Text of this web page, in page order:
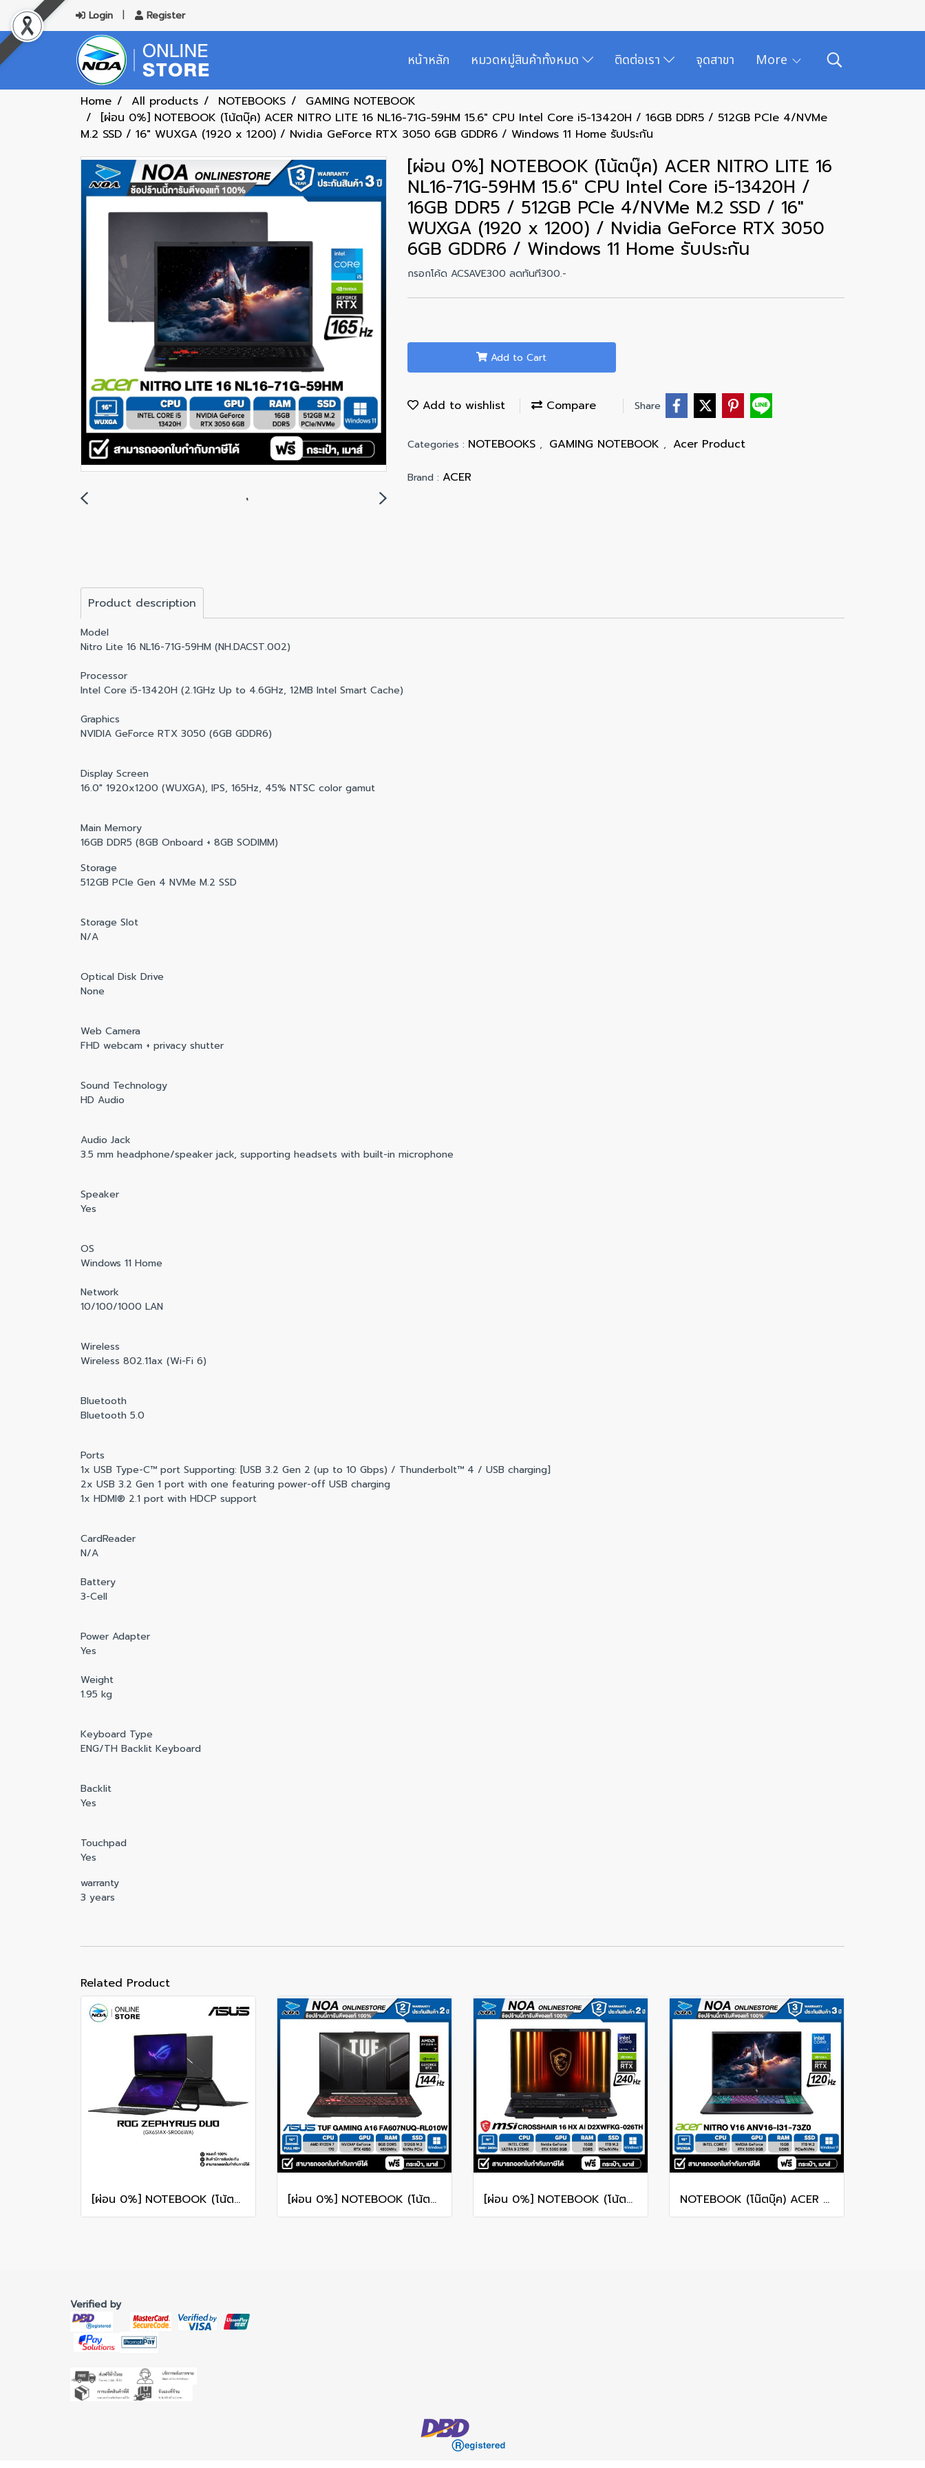
Login Register
หน้าหลัก หมวดหมู่สินค้าทั้งหมด ติดต่อเรา จุดสาขา More
Home All products NOTEBOOKS
GAMING NOTEBOOK
[ผ่อน 0%] NOTEBOOK (โน้ตบุ๊ค) ACER NITRO LITE 16 NL16-71G-59HM 15.6" CPU Intel Core i5-13420H / 16GB DDR5 / 512GB PCIe 4/NVMe
M.2 SSD / 16" WUXGA (1920 x 1200) / Nvidia GeForce RTX 3050 6GB GDDR6 / Windows 11 Home รับประกัน
[ผ่อน 0%] NOTEBOOK (โน้ตบุ๊ค) ACER NITRO LITE 16
NL16-71G-59HM 15.6" CPU Intel Core i5-13420H /
16GB DDR5 / 512GB PCIe 4/NVMe M.2 SSD / 16"
WUXGA (1920 x 1200) / Nvidia GeForce RTX 3050
6GB GDDR6 / Windows 11 Home รับประกัน
กรอกโค้ด ACSAVE300 ลดทันที300.-
Add to Cart
Add to wishlist Compare Share
Categories : NOTEBOOKS , GAMING NOTEBOOK , Acer Product
Brand : ACER
Product description
Model
Nitro Lite 16 NL16-71G-59HM (NH.DACST.002)
Processor
Intel Core i5-13420H (2.1GHz Up to 4.6GHz, 12MB Intel Smart Cache)
Graphics
NVIDIA GeForce RTX 3050 (6GB GDDR6)
Display Screen
16.0" 1920x1200 (WUXGA), IPS, 165Hz, 45% NTSC color gamut
Main Memory
16GB DDR5 (8GB Onboard + 8GB SODIMM)
Storage
512GB PCIe Gen 4 NVMe M.2 SSD
Storage Slot
N/A
Optical Disk Drive
None
Web Camera
FHD webcam + privacy shutter
Sound Technology
HD Audio
Audio Jack
3.5 mm headphone/speaker jack, supporting headsets with built-in microphone
Speaker
Yes
OS
Windows 11 Home
Network
10/100/1000 LAN
Wireless
Wireless 802.11ax (Wi-Fi 6)
Bluetooth
Bluetooth 5.0
Ports
1x USB Type-C™ port Supporting: [USB 3.2 Gen 2 (up to 10 Gbps) / Thunderbolt™ 4 / USB charging]
2x USB 3.2 Gen 1 port with one featuring power-off USB charging
1x HDMI® 2.1 port with HDCP support
CardReader
N/A
Battery
3-Cell
Power Adapter
Yes
Weight
1.95 kg
Keyboard Type
ENG/TH Backlit Keyboard
Backlit
Yes
Touchpad
Yes
warranty
3 years
Related Product
[ผ่อน 0%] NOTEBOOK (โน้ตบุ๊ก) ASUS ROG ZEPHYRUS DUO 16 GX651AX-SR006WA 16" 3K OLED 120Hz Touchscreen/ULTRA 9 386H/64GB/SSD 2TB/RTX 5090/WINDOWS 11+MS OFFICE รับประกันศูนย์ไทย 3ปี [ผ่อน 0%] NOTEBOOK (โน้ตบุ๊ค) ASUS TUF GAMING A16 FA607NUQ-RL010W - 16" WUXGA 144Hz/RYZEN 7 170/RAM 8GB/SSD 512GB/RTX 4050/WINDOWS 11+MS OFFICE รับประกันศูนย์ไทย 2ปี [ผ่อน 0%] NOTEBOOK (โน้ตบุ๊ก) MSI CROSSHAIR 16 HX AI D2XWFKG-026TH 16" QHD+ 240Hz/CORE ULTRA 9 275HX/RAM 16GB/SSD 1B/RTX 5060/WINDOWS /11+OFFICE รับประกันศูนย์ไทย 2ปี NOTEBOOK (โน๊ตบุ๊ค) ACER NITRO V 16 ANV16-I31-73Z0 16-inch WUXGA/CORE 7 240H/16GB/SSD 1TB/RTX 5060/WINDOWS 11 รับประกันซ่อมฟรีถึงบ้าน 3ปี
Verified by